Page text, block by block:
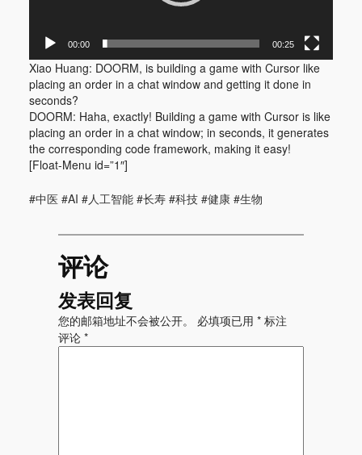
00:00 00:25
Xiao Huang: DOORM, is building a game with Cursor like
placing an order in a chat window and getting it done in
seconds?
DOORM: Haha, exactly! Building a game with Cursor is like
placing an order in a chat window; in seconds, it generates
the corresponding code framework, making it easy!
[Float-Menu id=”1″]
#中医 #AI #人工智能 #长寿 #科技 #健康 #生物
评论
发表回复
您的邮箱地址不会被公开。 必填项已用 *标注
评论 *